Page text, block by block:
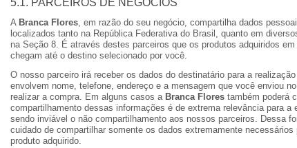
5.1. PARCEIROS DE NEGÓCIOS
A Branca Flores, em razão do seu negócio, compartilha dados
localizados tanto na República Federativa do Brasil, quanto em
na Seção 8. É através destes parceiros que os produtos adquiridos
chegam até o destino selecionado por você.
O nosso parceiro irá receber os dados do destinatário para a
envolvem nome, telefone, endereço e a mensagem que você enviou
realizar a compra. Em alguns casos a Branca Flores também poderá
compartilhamento dessas informações é de extrema relevância para a
sendo inviável o não compartilhamento aos nossos parceiros. Dessa
cuidado de compartilhar somente os dados extremamente necessários
produto adquirido.